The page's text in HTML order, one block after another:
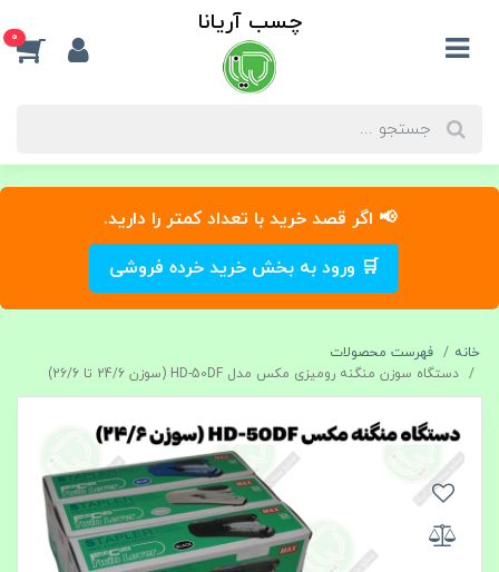
📢 اگر قصد خرید با تعداد کمتر را دارید.
🛒 ورود به بخش خرید خرده فروشی
چسب آریانا 0
خانه
فهرست محصولات
دستگاه سوزن منگنه رومیزی مکس مدل HD-50DF (سوزن 24/6 تا 26/6)